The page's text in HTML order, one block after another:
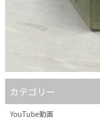
カテゴリー
YouTube動画